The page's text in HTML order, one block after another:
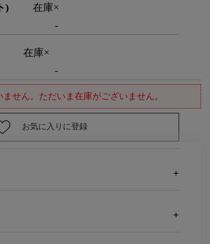
)
在庫×
-
在庫×
-
せん。ただいま在庫がございません。
お気に入りに登録